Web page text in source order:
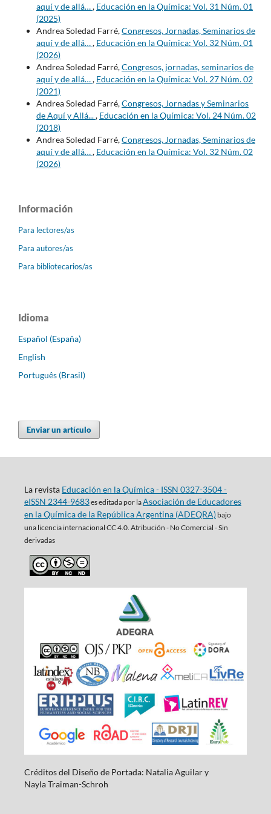
aquí y de allá…, Educación en la Química: Vol. 31 Núm. 01
(2025)
Andrea Soledad Farré,Congresos, Jornadas, Seminarios de
aquí y de allá…, Educación en la Química: Vol. 32 Núm. 01
(2026)
Andrea Soledad Farré,Congresos, jornadas, seminarios de
aquí y de allá…, Educación en la Química: Vol. 27 Núm. 02
(2021)
Andrea Soledad Farré,Congresos, Jornadas y Seminarios
de Aquí y Allá..., Educación en la Química: Vol. 24 Núm. 02
(2018)
Andrea Soledad Farré,Congresos, Jornadas, Seminarios de
aquí y de allá…, Educación en la Química: Vol. 32 Núm. 02
(2026)
Información
Para lectores/as
Para autores/as
Para bibliotecarios/as
Idioma
Español (España)
English
Português (Brasil)
Enviar un artículo
La revista Educación en la Química - ISSN 0327-3504 -
eISSN 2344-9683es editada por laAsociación de Educadores
en la Química de la República Argentina (ADEQRA)bajo
una licencia internacional CC 4.0. Atribución - No Comercial - Sin
derivadas
Créditos del Diseño de Portada: Natalia Aguilar y
NaylaTraiman-Schroh